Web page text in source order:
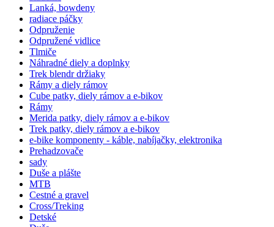
Lanká, bowdeny
radiace páčky
Odpruženie
Odpružené vidlice
Tlmiče
Náhradné diely a doplnky
Trek blendr držiaky
Rámy a diely rámov
Cube patky, diely rámov a e-bikov
Rámy
Merida patky, diely rámov a e-bikov
Trek patky, diely rámov a e-bikov
e-bike komponenty - káble, nabíjačky, elektronika
Prehadzovače
sady
Duše a plášte
MTB
Cestné a gravel
Cross/Treking
Detské